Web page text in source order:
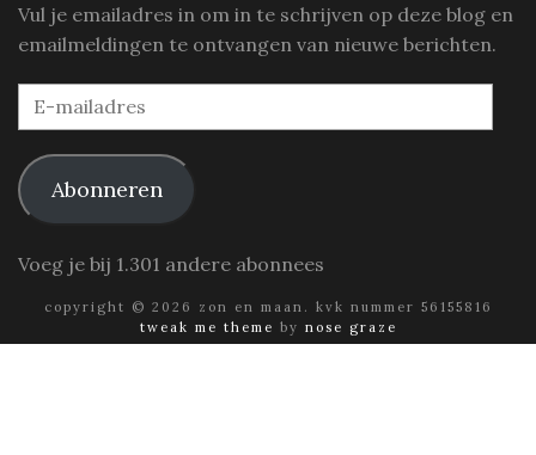
Vul je emailadres in om in te schrijven op deze blog en
emailmeldingen te ontvangen van nieuwe berichten.
E-
mailadres
Abonneren
Voeg je bij 1.301 andere abonnees
copyright © 2026 zon en maan. kvk nummer 56155816
tweak me theme by nose graze